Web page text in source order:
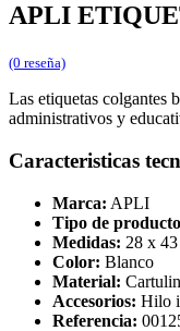
APLI
(0 reseña)
Las etiquetas colgantes
administrativos y
Caracteristicas
Marca: APLI
Tipo de
Medidas: 28 x
Color: Blanco
Material:
Accesorios: Hilo
Referencia: